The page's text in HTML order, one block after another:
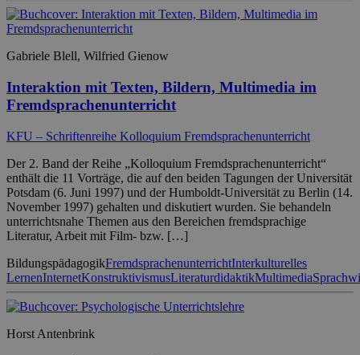
Gabriele Blell, Wilfried Gienow
Interaktion mit Texten, Bildern, Multimedia im
Fremdsprachenunterricht
KFU – Schriftenreihe Kolloquium Fremdsprachenunterricht
Der 2. Band der Reihe „Kolloquium Fremdsprachenunterricht“
enthält die 11 Vorträge, die auf den beiden Tagungen der Universität
Potsdam (6. Juni 1997) und der Humboldt-Universität zu Berlin (14.
November 1997) gehalten und diskutiert wurden. Sie behandeln
unterrichtsnahe Themen aus den Bereichen fremdsprachige
Literatur, Arbeit mit Film- bzw. […]
BildungspädagogikFremdsprachenunterrichtInterkulturelles
LernenInternetKonstruktivismusLiteraturdidaktikMultimedia
Horst Antenbrink